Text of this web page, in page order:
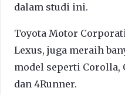
dalam studi ini.
Toyota Motor
Lexus, juga meraih
model seperti Corolla,
dan 4Runner.